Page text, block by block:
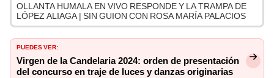
OLLANTA HUMALA EN VIVO RESPONDE Y LA TRAMPA DE
LÓPEZ ALIAGA | SIN GUION CON ROSA MARÍA PALACIOS
PUEDES VER:
Virgen de la Candelaria 2024: orden de presentación
del concurso en traje de luces y danzas originarias